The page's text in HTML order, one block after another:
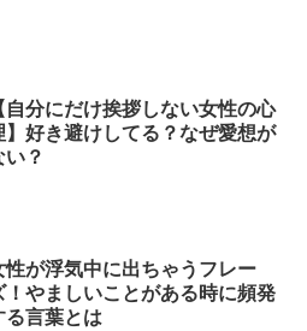
自分にだけ挨拶しない女性の心
】好き避けしてる？なぜ愛想が
い？
性が浮気中に出ちゃうフレー
！やましいことがある時に頻発
る言葉とは